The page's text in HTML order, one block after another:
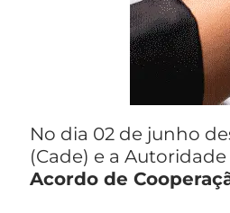
No dia 02 de junho
(Cade) e a
Acordo de